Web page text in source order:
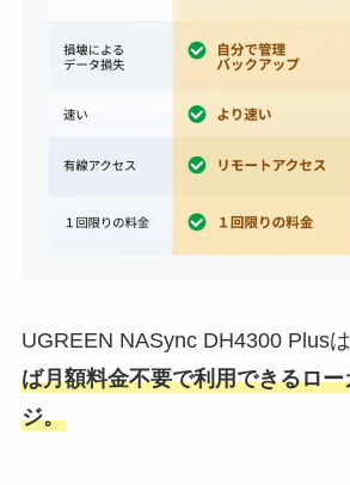
UGREEN NASync DH4300 Plusは
ば月額料金不要で利用できるロ
ジ。